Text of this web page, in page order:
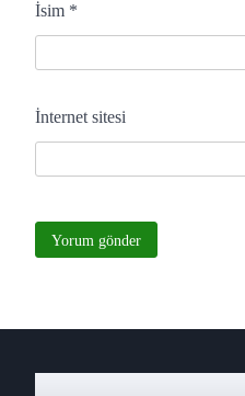
İsim *
İnternet sitesi